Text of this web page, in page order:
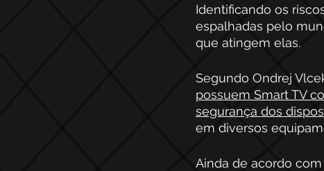
Identificando os
espalhadas pelo
que atingem elas.
Segundo Ondrej
possuem Smart TV
segurança dos
em diversos
Ainda de acordo